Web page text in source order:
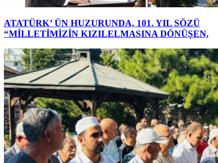
ATATÜRK’ ÜN HUZURUNDA, 101. YIL SÖZÜ
“MİLLETİMİZİN KIZILELMASINA DÖNÜŞEN,